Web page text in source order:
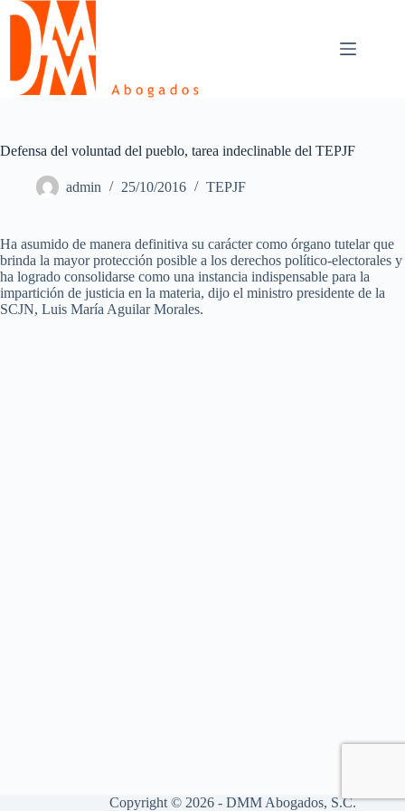
Skip
content
Defensa del voluntad del pueblo, tarea indeclinable del TEPJF
admin 25/10/2016 TEPJF
Ha asumido de manera definitiva su carácter como órgano tutelar que
brinda la mayor protección posible a los derechos político-electorales y
ha logrado consolidarse como una instancia indispensable para la
impartición de justicia en la materia, dijo el ministro presidente de la
SCJN, Luis María Aguilar Morales.
Copyright © 2026 - DMM Abogados, S.C.